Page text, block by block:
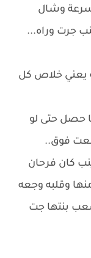
وشال
جرت وراه...
يعني خلاص كل
حصل حتى لو
فوق..
كان فرحان
وقلبه وجعه
بنتها جت